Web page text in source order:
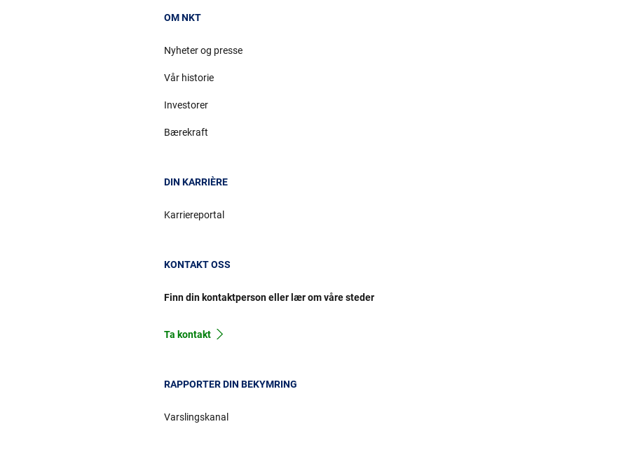
OM NKT
Nyheter og presse
Vår historie
Investorer
Bærekraft
DIN KARRIÈRE
Karriereportal
KONTAKT OSS
Finn din kontaktperson eller lær om våre steder
Ta kontakt
RAPPORTER DIN BEKYMRING
Varslingskanal